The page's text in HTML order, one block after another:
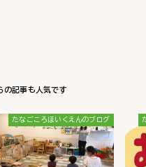
たなごころほいくえんのブログ